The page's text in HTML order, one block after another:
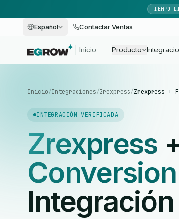
TIEMPO
Español Contactar Ventas
Inicio Producto
Inicio/Integraciones/Zrexpress/Zrexpress +
INTEGRACIÓN VERIFICADA
Zrexpress
Integración